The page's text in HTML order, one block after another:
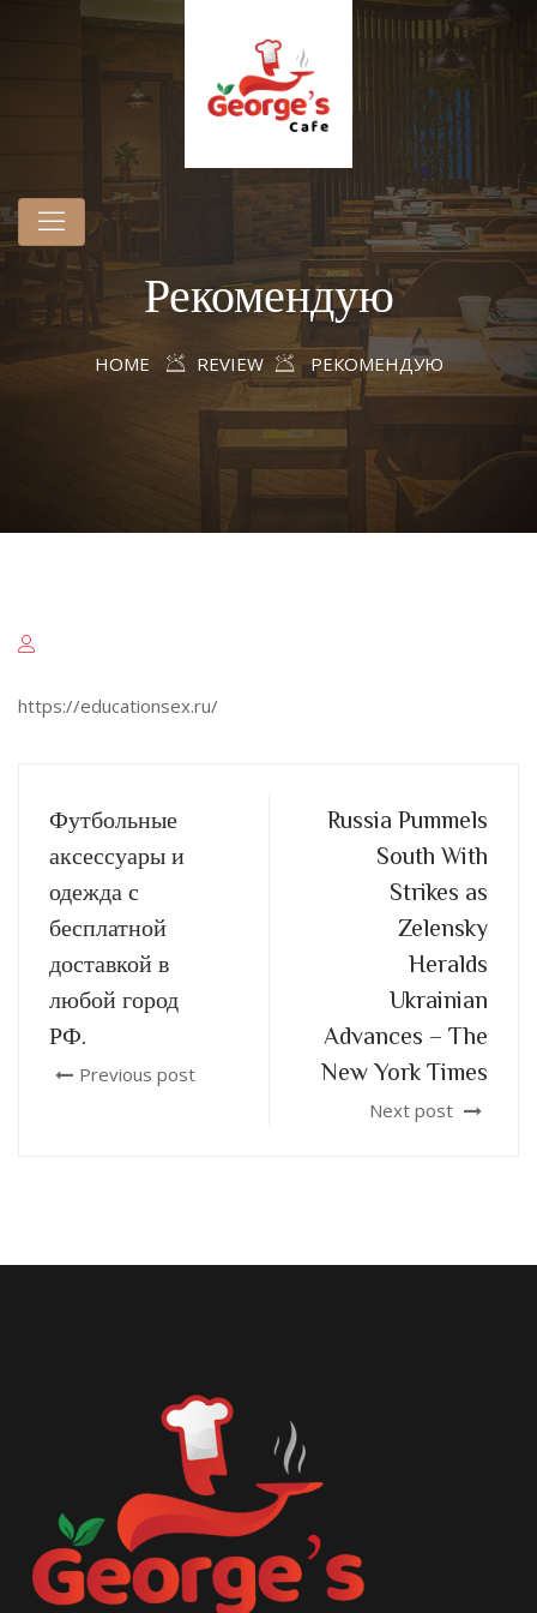
Рекомендую
HOME REVIEW РЕКОМЕНДУЮ
https://educationsex.ru/
Футбольные
аксессуары и
одежда с
бесплатной
доставкой в
любой город
РФ.
Previous post
Russia Pummels
South With
Strikes as
Zelensky
Heralds
Ukrainian
Advances – The
New York Times
Next post